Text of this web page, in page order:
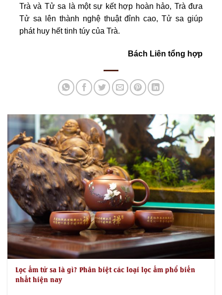
Trà và Tử sa là một sự kết hợp hoàn hảo, Trà đưa
Tử sa lên thành nghệ thuật đỉnh cao, Tử sa giúp
phát huy hết tinh túy của Trà.
Bách Liên tổng hợp
Lọc ấm tử sa là gì? Phân biệt các loại lọc ấm phổ biến
nhất hiện nay